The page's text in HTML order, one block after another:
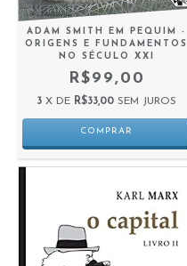
ADAM SMITH EM PEQUIM -
ORIGENS E FUNDAMENTOS
NO SÉCULO XXI
R$99,00
3 X DE R$33,00 SEM JUROS